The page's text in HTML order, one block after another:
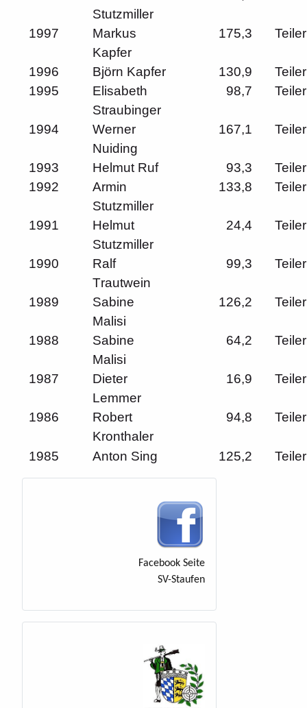
Stutzmiller
1997
Markus
Kapfer
175,3 Teiler
1996 Björn Kapfer 130,9
Teiler
1995
Elisabeth
Straubinger
98,7 Teiler
1994
Werner
Nuiding
167,1 Teiler
1993 Helmut Ruf 93,3
Teiler
1992
Armin
Stutzmiller
133,8 Teiler
1991
Helmut
Stutzmiller
24,4 Teiler
1990
Ralf
Trautwein
99,3 Teiler
1989
Sabine
Malisi
126,2 Teiler
1988
Sabine
Malisi
64,2 Teiler
1987
Dieter
Lemmer
16,9 Teiler
1986
Robert
Kronthaler
94,8 Teiler
1985 Anton Sing 125,2 Teiler
Facebook Seite
SV-Staufen